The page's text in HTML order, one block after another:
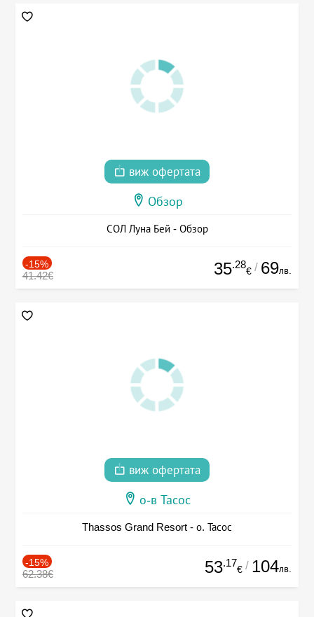
виж офертата
Обзор
СОЛ Луна Бей - Обзор
-15%
41.42€ 35.28
€ / 69лв.
виж офертата
о-в Тасос
Thassos Grand Resort - о. Тасос
-15%
62.38€ 53.17
€ / 104лв.